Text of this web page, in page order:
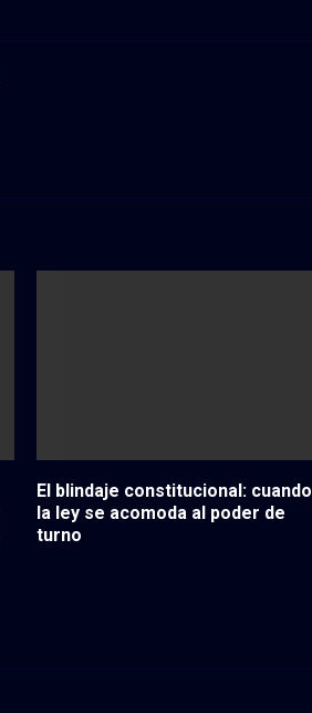
El blindaje constitucional: cuando
la ley se acomoda al poder de
turno